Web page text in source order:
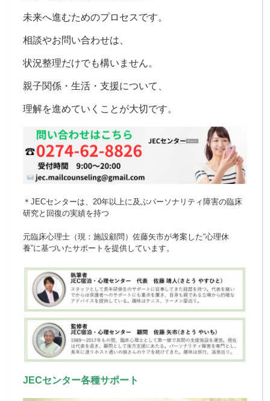
未来へ進むためのプロセスです。
相談やお問い合わせは、
状況整理だけでも構いません。
親子関係・生活・支援について、
理解を進めていくことが大切です。
＊JECセンターは、20年以上に及ぶパーソナリティ障害の臨床
研究と回復の実績を持つ
元臨床心理士（現：施設顧問）佐藤矢市が考案した“心理休
養”に基づいたサポートを提供しています。
JECセンター各種サポート